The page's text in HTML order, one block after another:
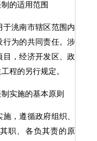
的适用范围
洮南市辖区范围内
行为的共同责任。涉
目，经济开发区、政
程的另行规定。
实施的基本原则
，遵循政府组织、
职、各负其责的原